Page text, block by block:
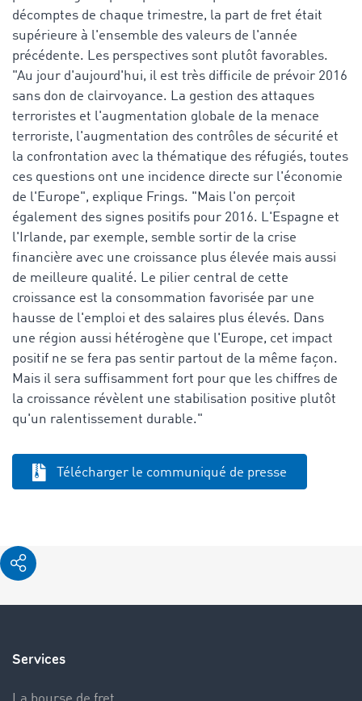
décomptes de chaque trimestre, la part de fret était
supérieure à l'ensemble des valeurs de l'année
précédente. Les perspectives sont plutôt favorables.
"Au jour d'aujourd'hui, il est très difficile de prévoir 2016
sans don de clairvoyance. La gestion des attaques
terroristes et l'augmentation globale de la menace
terroriste, l'augmentation des contrôles de sécurité et
la confrontation avec la thématique des réfugiés, toutes
ces questions ont une incidence directe sur l'économie
de l'Europe", explique Frings. "Mais l'on perçoit
également des signes positifs pour 2016. L'Espagne et
l'Irlande, par exemple, semble sortir de la crise
financière avec une croissance plus élevée mais aussi
de meilleure qualité. Le pilier central de cette
croissance est la consommation favorisée par une
hausse de l'emploi et des salaires plus élevés. Dans
une région aussi hétérogène que l'Europe, cet impact
positif ne se fera pas sentir partout de la même façon.
Mais il sera suffisamment fort pour que les chiffres de
la croissance révèlent une stabilisation positive plutôt
qu'un ralentissement durable."
Télécharger le communiqué de presse
Services